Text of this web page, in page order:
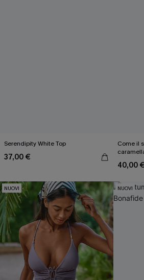
Serendipity White Top
37,00 €
Come il
40,00 €
NUOVI NUOVI